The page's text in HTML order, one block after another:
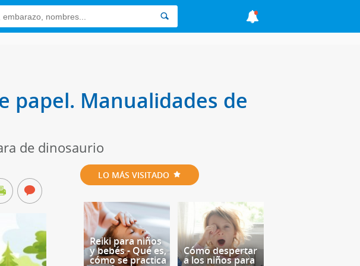
papel. Manualidades de
de dinosaurio
LO MÁS VISITADO
Reiki para niños
y bebés - Qué es,
cómo se practica
Cómo despertar
a los niños para